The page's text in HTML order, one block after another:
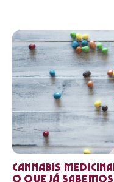
Cannabis
o que já